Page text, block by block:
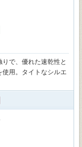
で、優れた速乾性と
用。タイトなシルエ